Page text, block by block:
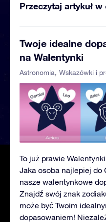
Przeczytaj artykuł w
Twoje idealne
na Walentynki
Astronomia Wskazówki i
To już prawie
Jaka osoba najlepiej do
nasze walentynkowe
Znajdź swój znak
może być Twoim
dopasowaniem!